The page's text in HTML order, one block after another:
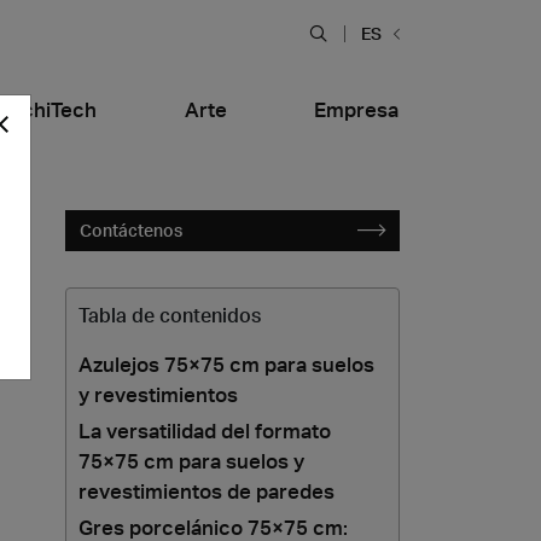
ES
Mármol
Garden
Bares y Restaurantes
Bolero Restaurant
Naklo
ArchiTech Arte Empresa
Contáctenos
Tabla de contenidos
Azulejos 75×75 cm para suelos
y revestimientos
La versatilidad del formato
75×75 cm para suelos y
revestimientos de paredes
Gres porcelánico 75×75 cm: